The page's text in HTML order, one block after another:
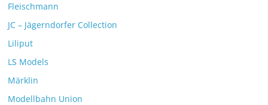
Fleischmann
JC – Jägerndorfer Collection
Liliput
LS Models
Märklin
Modellbahn Union